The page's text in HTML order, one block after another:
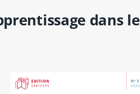
dans le